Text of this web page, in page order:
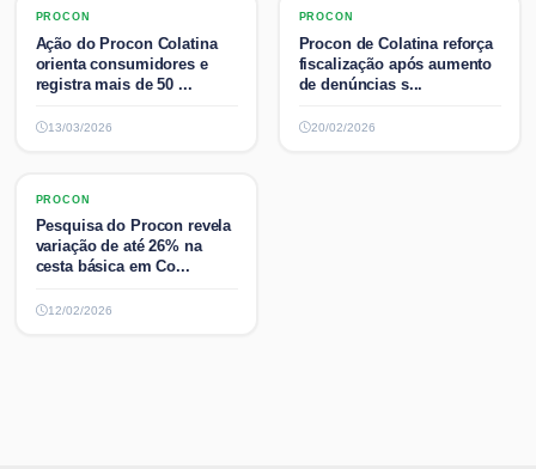
PROCON
PROCON
Ação do Procon Colatina
orienta consumidores e
registra mais de 50 ...
13/03/2026
PROCON
PROCON
Procon de Colatina reforça
fiscalização após aumento
de denúncias s...
20/02/2026
PROCON
PROCON
Pesquisa do Procon revela
variação de até 26% na
cesta básica em Co...
12/02/2026